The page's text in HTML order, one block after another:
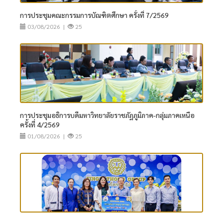
การประชุมคณะกรรมการบัณฑิตศึกษา ครั้งที่ 7/2569
03/08/2026 | 25
การประชุมอธิการบดีมหาวิทยาลัยราชภัฏภูมิภาค-กลุ่มภาคเหนือ
ครั้งที่ 4/2569
01/08/2026 | 25